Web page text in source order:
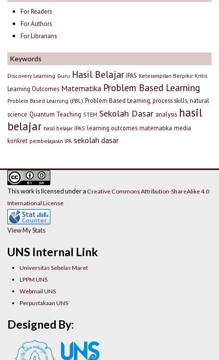
For Readers
For Authors
For Librarians
Keywords
Discovery Learning Guru Hasil Belajar IPAS Keterampilan Berpikir Kritis
Learning Outcomes Matematika Problem Based Learning
Problem Based Learning (PBL) Problem Based Learning, process skills, natural
science Quantum Teaching STEM Sekolah Dasar analysis hasil
belajar hasil belajar IPAS learning outcomes matematika media
konkret pembelajaran IPA sekolah dasar
UNS Internal Link
Universitas Sebelas Maret
LPPM UNS
Webmail UNS
Perpustakaan UNS
This work is licensed under a Creative Commons Attribution-ShareAlike 4.0
International License
View My Stats
Designed By: